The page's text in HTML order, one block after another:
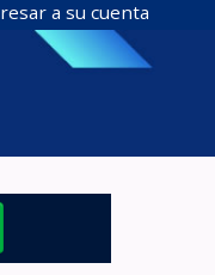
a su cuenta